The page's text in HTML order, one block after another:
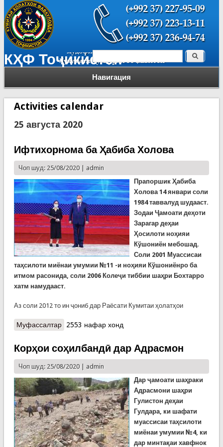
КҲФ Тоҷикистон
Навигация
Форма поиска Поиск
Activities calendar
25 августа 2020
Ифтихорнома ба Ҳабиба Холова
Чоп шуд: 25/08/2020 | admin
Прапоршик Ҳабиба
Холова14 январи соли
1984 таввалуд шудааст.
Зодаи Ҷамоати деҳоти
Зарагар деҳаи
Ҳосилоти ноҳияи
Кўшониён мебошад.
Соли 2001 Муассисаи
таҳсилоти миёнаи умумии №11 -и ноҳияи Кўшониёнро ба
итмом расонида, соли 2006 Колеҷи тиббии шаҳри Бохтарро
хатм намудааст.
Аз соли 2012 то ин ҷониб дар Раёсати Кумитаи ҳолатҳои
Муфассалтаро Ифтихорнома ба Ҳабиба Холова
2553 нафар хонд
Корҳои соҳилбандӣ дар Адрасмон
Чоп шуд: 25/08/2020 | admin
Дар ҷамоати шаҳраки
Адрасмони шаҳри
Гулистон деҳаи
Гулдара, ки шафати
муассисаи таҳсилоти
миёнаи умумии №4, ки
дар минтақаи хавфнок